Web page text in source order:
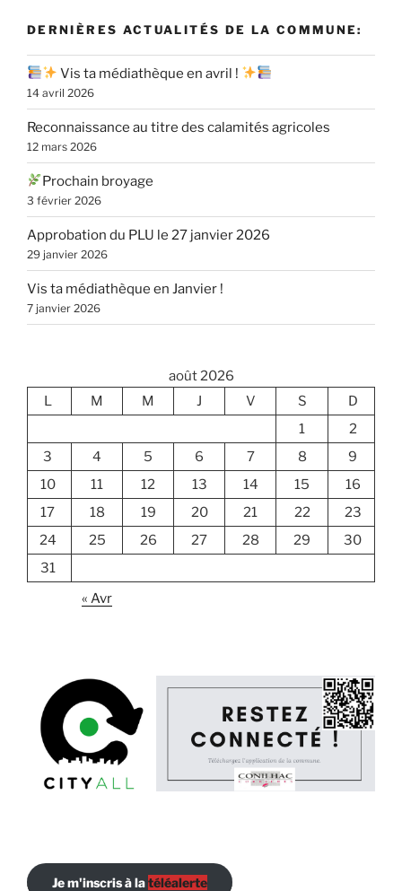
DERNIÈRES ACTUALITÉS DE LA COMMUNE:
Vis ta médiathèque en avril !
14 avril 2026
Reconnaissance au titre des calamités agricoles
12 mars 2026
Prochain broyage
3 février 2026
Approbation du PLU le 27 janvier 2026
29 janvier 2026
Vis ta médiathèque en Janvier !
7 janvier 2026
août 2026
L
M M J V S
D
1
2
3
4 5 6 7 8
9
10
11 12 13 14 15
16
17
18 19 20 21 22
23
24
25 26 27 28 29
30
31
« Avr
Je m'inscris à latéléalerte